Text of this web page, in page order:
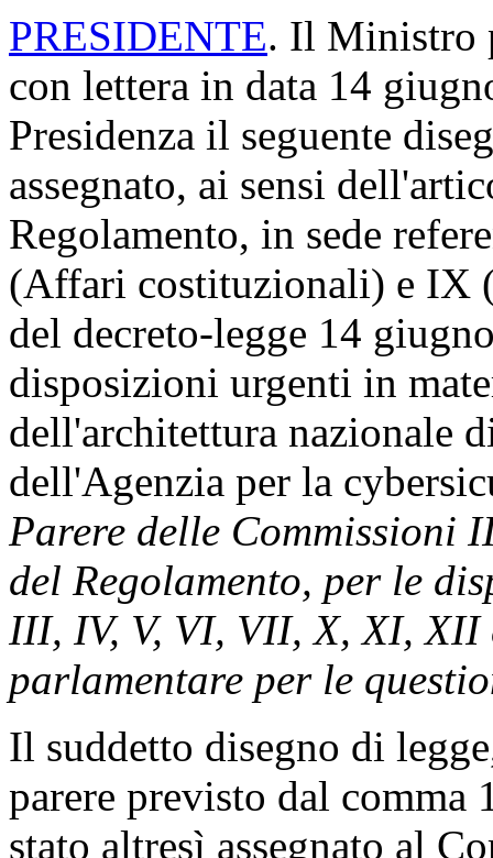
PRESIDENTE. Il Ministro
con lettera in data 14
Presidenza il seguente
assegnato, ai sensi
Regolamento, in sede
(Affari costituzionali) e IX
del decreto-legge 14
disposizioni urgenti in
dell'architettura nazionale
dell'Agenzia per la
Parere delle Commissioni
del Regolamento, per le
III, IV, V, VI, VII, X, XI, XII
parlamentare per le
Il suddetto disegno di
parere previsto dal comma
stato altresì assegnato al